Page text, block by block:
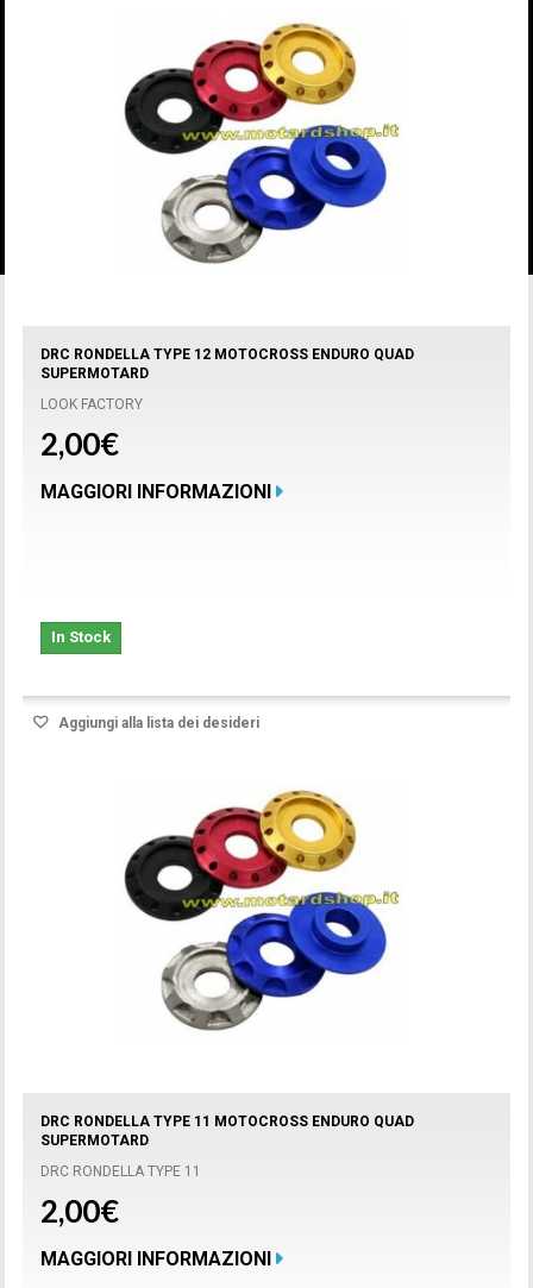
DRC RONDELLA TYPE 12 MOTOCROSS ENDURO QUAD
SUPERMOTARD
LOOK FACTORY
2,00€
MAGGIORI INFORMAZIONI
In Stock
Aggiungi alla lista dei desideri
DRC RONDELLA TYPE 11 MOTOCROSS ENDURO QUAD
SUPERMOTARD
DRC RONDELLA TYPE 11
2,00€
MAGGIORI INFORMAZIONI